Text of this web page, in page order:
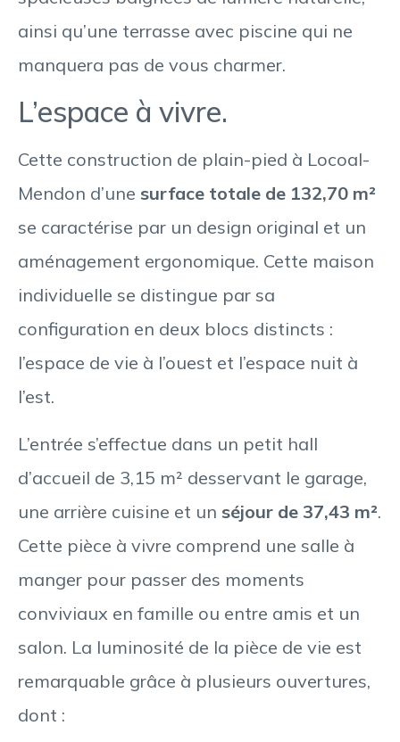
ainsi qu’une terrasse avec piscine qui ne
manquera pas de vous charmer.
L’espace à vivre.
Cette construction de plain-pied à Locoal-
Mendon d’une surface totale de 132,70 m²
se caractérise par un design original et un
aménagement ergonomique. Cette maison
individuelle se distingue par sa
configuration en deux blocs distincts :
l’espace de vie à l’ouest et l’espace nuit à
l’est.
L’entrée s’effectue dans un petit hall
d’accueil de 3,15 m² desservant le garage,
une arrière cuisine et un séjour de 37,43 m².
Cette pièce à vivre comprend une salle à
manger pour passer des moments
conviviaux en famille ou entre amis et un
salon. La luminosité de la pièce de vie est
remarquable grâce à plusieurs ouvertures,
dont :